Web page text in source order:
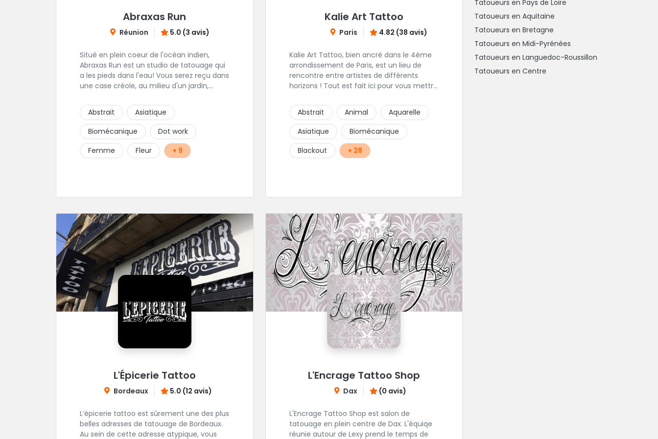
Abraxas Run
Réunion 5.0 (3 avis)
Situé en plein coeur de l'océan indien,
Abraxas Run est un studio de tatouage qui
a les pieds dans l'eau! Vous serez reçu dans
une case créole, au milieu d'un jardin,
irréprochable! Vous trouverez également
un large choix de bijoux et uniquement
dans des matières biocompatibles! Vous le
trouverez à Saint-Gilles les Bains...les doigts
de pieds en éventail...
Abstrait
Asiatique
Biomécanique
Dot work
Femme
Fleur + 9
Kalie Art Tattoo
Paris 4.82 (38 avis)
Kalie Art Tattoo, bien ancré dans le 4ème
arrondissement de Paris, est un lieu de
rencontre entre artistes de différents
horizons ! Tout est fait ici pour vous mettre
projet.
Abstrait Animal
Aquarelle
Asiatique
Biomécanique
Blackout
+ 28
L'Épicerie Tattoo
Bordeaux 5.0 (12 avis)
L’épicerie tattoo est sûrement une des plus
belles adresses de tatouage de Bordeaux.
Au sein de cette adresse atypique, vous
L'Encrage Tattoo Shop
Dax (0 avis)
L'Encrage Tattoo Shop est salon de
tatouage en plein centre de Dax. L'équiqe
réunie autour de Lexy prend le temps de
Tatoueurs en Pays de Loire
Tatoueurs en Aquitaine
Tatoueurs en Bretagne
Tatoueurs en Midi-Pyrénées
Tatoueurs en Languedoc-Roussillon
Tatoueurs en Centre